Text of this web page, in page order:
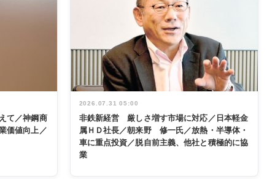
て／神鋼商
価値向上／
2026.07.31 05:00
非鉄新経営 厳しさ増す市場に対応／日本軽金
属ＨＤ社長／朝来野 修一氏／放熱・半導体・
車に重点投資／脱自前主義、他社と積極的に協
業